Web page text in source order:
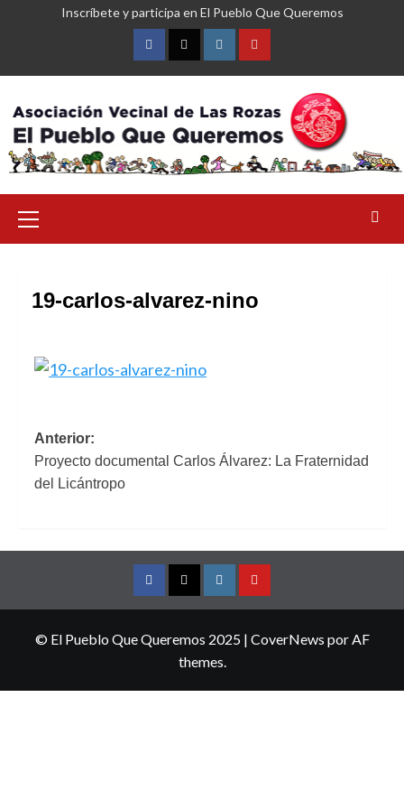
Inscríbete y participa en El Pueblo Que Queremos
FacebookTwitterInstagramYouTube
primario
19-carlos-alvarez-nino
Navegación
de
entradas
Anterior:
Proyecto documental Carlos Álvarez: La Fraternidad
del Licántropo
FacebookTwitterInstagramYouTube
© El Pueblo Que Queremos 2025 | CoverNews por AF
themes.